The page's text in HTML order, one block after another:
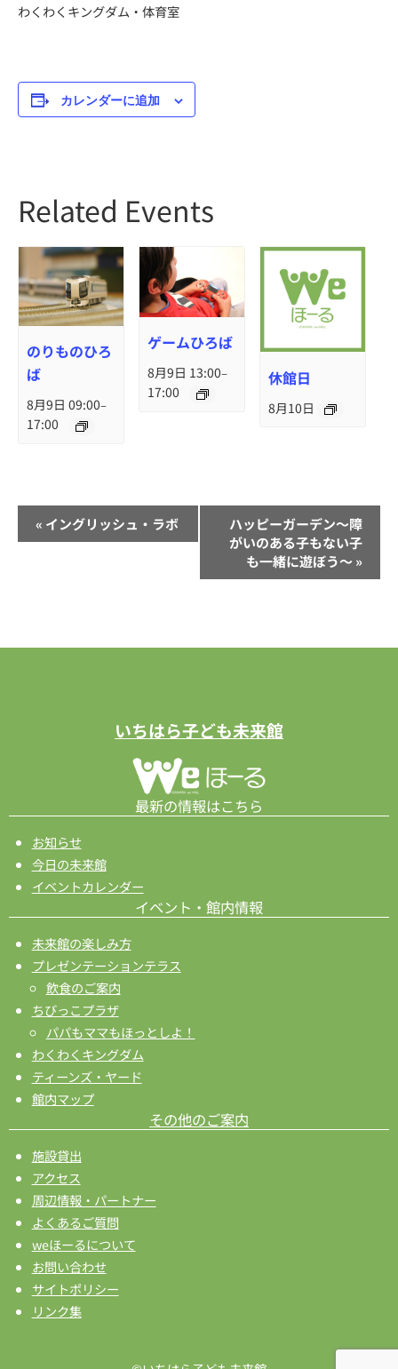
わくわくキングダム・体育室
カレンダーに追加
Related Events
のりものひろ
ば
8月9日 09:00–
17:00
ゲームひろば
8月9日 13:00–
17:00
休館日
8月10日
ベ
ビ
« イングリッシュ・ラボ
ハッピーガーデン～障
がいのある子もない子
も一緒に遊ぼう～ »
いちはら子ども未来館
最新の情報はこちら
お知らせ
今日の未来館
イベントカレンダー
イベント・館内情報
未来館の楽しみ方
プレゼンテーションテラス
飲食のご案内
ちびっこプラザ
パパもママもほっとしよ！
わくわくキングダム
ティーンズ・ヤード
館内マップ
その他のご案内
施設貸出
アクセス
周辺情報・パートナー
よくあるご質問
weほーるについて
お問い合わせ
サイトポリシー
リンク集